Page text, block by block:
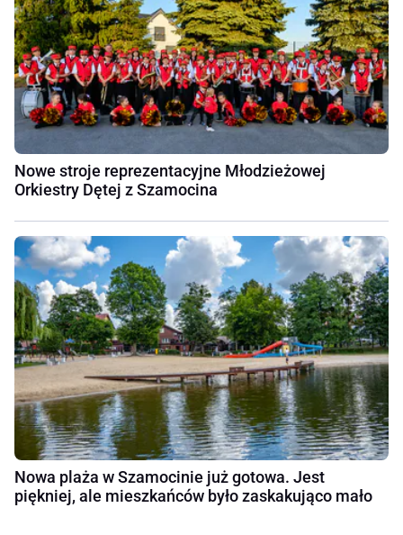
Nowe stroje reprezentacyjne Młodzieżowej
Orkiestry Dętej z Szamocina
Nowa plaża w Szamocinie już gotowa. Jest
piękniej, ale mieszkańców było zaskakująco mało